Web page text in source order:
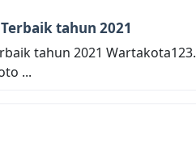
tahun 2021
tahun 2021
...